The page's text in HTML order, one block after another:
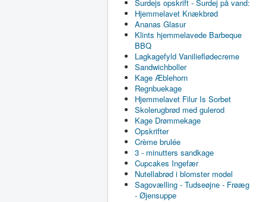
Surdejs opskrift - Surdej på vand:
Hjemmelavet Knækbrød
Ananas Glasur
Klints hjemmelavede Barbeque
BBQ
Lagkagefyld Vanilieflødecreme
Sandwichboller
Kage Æblehorn
Regnbuekage
Hjemmelavet Filur Is Sorbet
Skolerugbrød med gulerod
Kage Drømmekage
Opskrifter
Crème brulée
3 - minutters sandkage
Cupcakes Ingefær
Nutellabrød i blomster model
Sagovælling - Tudseøjne - Frøæg
- Øjensuppe